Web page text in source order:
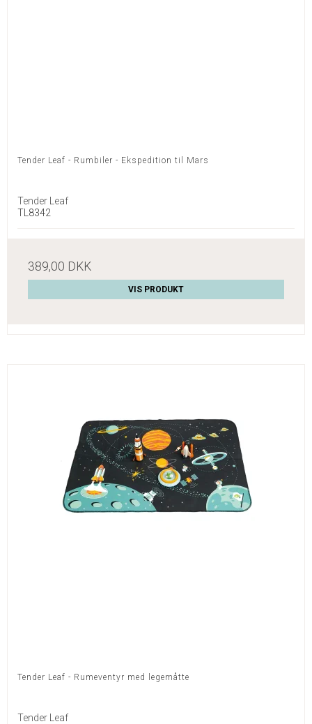
Tender Leaf - Rumbiler - Ekspedition til Mars
Tender Leaf
TL8342
389,00 DKK
VIS PRODUKT
Tender Leaf - Rumeventyr med legemåtte
Tender Leaf